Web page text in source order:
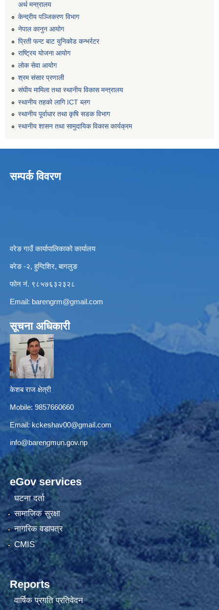
अर्थ मन्त्रालय
केन्द्रीय पञ्जिकरण विभाग
नेपाल कानुन आयोग
प्रिती फन्ट बाट युनिकोड कन्भर्रटर
राष्ट्रिय योजना आयोग
लोक सेवा आयोग
श्रम संसार प्रणाली
संघीय मामिला तथा स्थानीय विकास मन्त्रालय
स्थानीय तहको लागि ICT ब्लग
स्थानीय पूर्वाधार तथा कृषि सडक विभाग
स्थानीय शासन तथा सामुदायिक विकास कार्यक्रम
सम्पर्क विवरण
वरेङ गाउँ कार्यापालिकाको कार्यालय
बरेङ -२, हुग्दिशिर, बागलुङ
फोन नं. ९८५७६३२३२८
Email: barengrm@gmail.com
सूचना अधिकारी
केशब राज क्षेत्री
Mobile: 9857660660
Email: kckeshav00@gmail.com
info@barengmun.gov.np
eGov services
घटना दर्ता
सामाजिक सुरक्षा
नागरिक वडापत्र
CMIS
Reports
वार्षिक प्रगति प्रतिवेदन